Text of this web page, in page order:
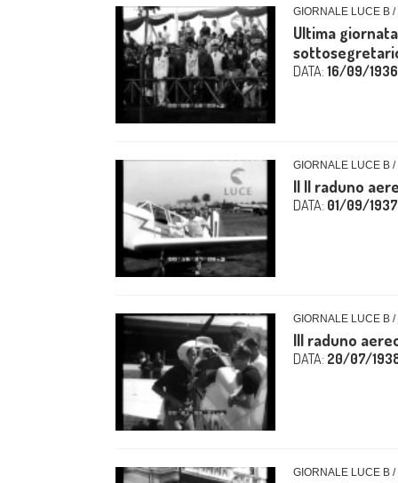
GIORNALE LUCE B
Ultima
DATA: 16/09/1936
GIORNALE LUCE B /
Il II raduno
DATA: 01/09/1937
GIORNALE LUCE B
III raduno
DATA: 20/07/
GIORNALE LUCE B